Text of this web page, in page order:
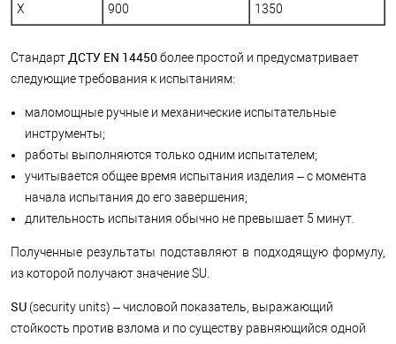
X 900 1350
СтандартДСТУ EN 14450более простой и предусматривает
следующие требования к испытаниям:
маломощные ручные и механические испытательные
инструменты;
работы выполняются только одним испытателем;
учитывается общее время испытания изделия – с момента
начала испытания до его завершения;
длительность испытания обычно не превышает 5 минут.
Полученные результаты подставляют в подходящую формулу,
из которой получают значение SU.
SU (security units) – числовой показатель, выражающий
стойкость против взлома и по существу равняющийся одной